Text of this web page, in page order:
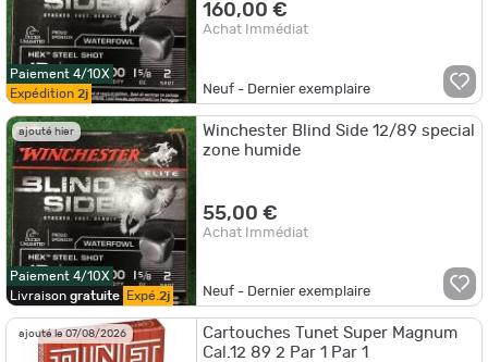
Paiement 4/10X
Expédition 2j
160,00 €
Achat Immédiat
Neuf - Dernier exemplaire
ajouté hier
Paiement 4/10X
Livraison gratuite Expé. 2j
Winchester Blind Side 12/89 special
zone humide
55,00 €
Achat Immédiat
Neuf - Dernier exemplaire
ajouté le 07/08/2026
Cartouches Tunet Super Magnum
Cal.12 89 2 Par 1 Par 1